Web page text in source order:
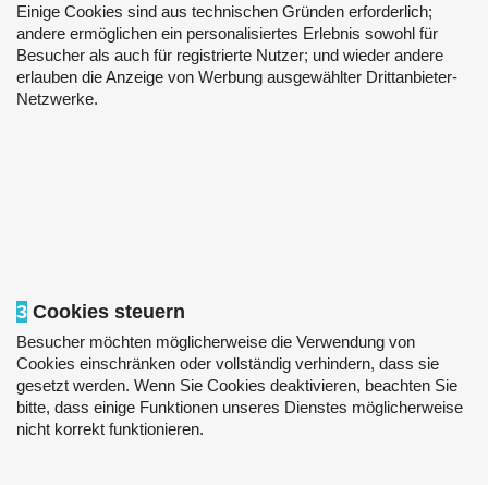
Einige Cookies sind aus technischen Gründen erforderlich;
andere ermöglichen ein personalisiertes Erlebnis sowohl für
Besucher als auch für registrierte Nutzer; und wieder andere
erlauben die Anzeige von Werbung ausgewählter Drittanbieter-
Netzwerke.
3 Cookies steuern
Besucher möchten möglicherweise die Verwendung von
Cookies einschränken oder vollständig verhindern, dass sie
gesetzt werden. Wenn Sie Cookies deaktivieren, beachten Sie
bitte, dass einige Funktionen unseres Dienstes möglicherweise
nicht korrekt funktionieren.